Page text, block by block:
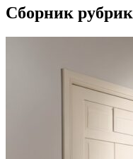
Сборник рубрик